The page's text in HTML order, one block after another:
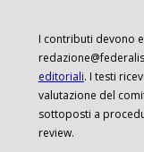
I contributi devono
editoriali. I testi
valutazione del
sottoposti a
review.